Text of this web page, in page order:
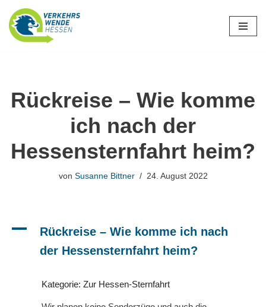
Zum
Rückreise – Wie komme
ich nach der
Hessensternfahrt heim?
von Susanne Bittner 24. August 2022
A
Rückreise – Wie komme ich nach
der Hessensternfahrt heim?
Kategorie: Zur Hessen-Sternfahrt